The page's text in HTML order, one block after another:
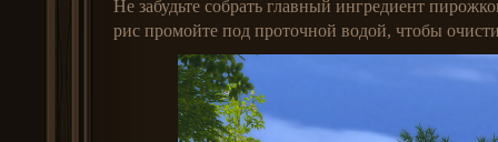
Не забудьте собрать главный ингредиент
рис промойте под проточной водой, чтобы